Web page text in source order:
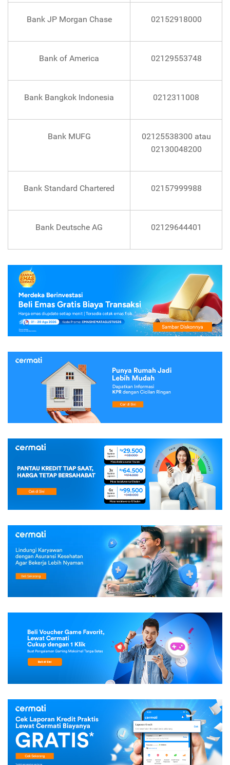
Bank JP Morgan Chase 02152918000
Bank of America 02129553748
Bank Bangkok Indonesia 0212311008
Bank MUFG
02125538300 atau
02130048200
Bank Standard Chartered 02157999988
Bank Deutsche AG 02129644401